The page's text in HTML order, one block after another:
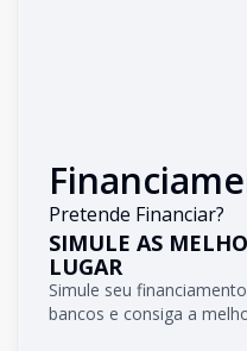
Pretende Financiar?
SIMULE AS
LUGAR
Simule seu
bancos e consiga a